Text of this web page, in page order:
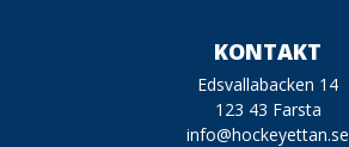
KONTAKT
Edsvallabacken 14
123 43 Farsta
info@hockeyettan.se